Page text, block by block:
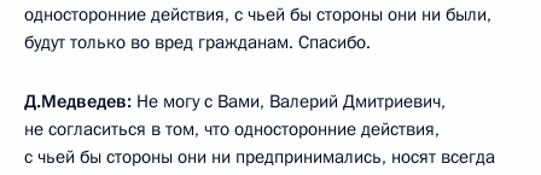
односторонние действия, с чьей бы стороны они ни были,
будут только во вред гражданам. Спасибо.
Д.Медведев: Не могу с Вами, Валерий Дмитриевич,
не согласиться в том, что односторонние действия,
с чьей бы стороны они ни предпринимались, носят всегда